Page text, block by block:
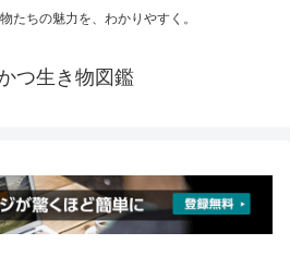
たちの魅力を、わかりやすく。
つ生き物図鑑